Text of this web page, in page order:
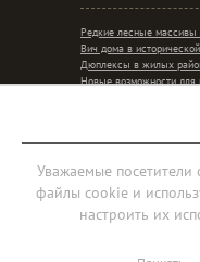
Редкие лесные массивы
Вич дома в
Дюплексы в жилых
Новые возможности для
Соглашение об
Уважаемые
файлы cookie и
настроить их